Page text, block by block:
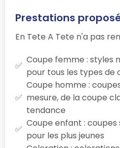
Prestations
En Tete A Tete n'a pas
Coupe femme : styles
pour tous les types de
Coupe homme :
mesure, de la coupe
tendance
Coupe enfant :
pour les plus jeunes